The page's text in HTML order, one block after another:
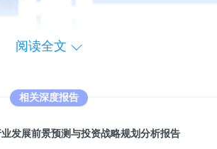
阅读全文
相关深度报告
业发展前景预测与投资战略规划分析报告